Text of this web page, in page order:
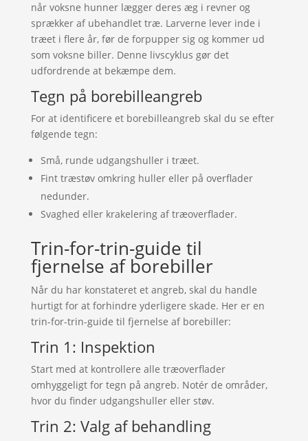
når voksne hunner lægger deres æg i revner og
sprækker af ubehandlet træ. Larverne lever inde i
træet i flere år, før de forpupper sig og kommer ud
som voksne biller. Denne livscyklus gør det
udfordrende at bekæmpe dem.
Tegn på borebilleangreb
For at identificere et borebilleangreb skal du se efter
følgende tegn:
Små, runde udgangshuller i træet.
Fint træstøv omkring huller eller på overflader
nedunder.
Svaghed eller krakelering af træoverflader.
Trin-for-trin-guide til
fjernelse af borebiller
Når du har konstateret et angreb, skal du handle
hurtigt for at forhindre yderligere skade. Her er en
trin-for-trin-guide til fjernelse af borebiller:
Trin 1: Inspektion
Start med at kontrollere alle træoverflader
omhyggeligt for tegn på angreb. Notér de områder,
hvor du finder udgangshuller eller støv.
Trin 2: Valg af behandling